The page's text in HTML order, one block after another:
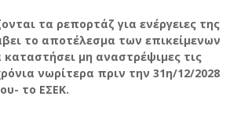
τα ρεπορτάζ για ενέργειες της
το αποτέλεσμα των επικείμενων
μη αναστρέψιμες τις
νωρίτερα πριν την 31η/12/2028
το ΕΣΕΚ.